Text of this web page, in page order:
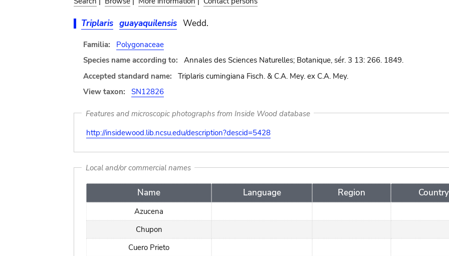
Triplaris guayaquilensis Wedd.
Familia:
Polygonaceae
Species name according to:
Annales des Sciences Naturelles; Botanique, sér. 3 13: 266. 1849.
Accepted standard name:
Triplaris cumingiana Fisch. & C.A. Mey. ex C.A. Mey.
View taxon:
SN12826
Features and microscopic photographs from Inside Wood database
http://insidewood.lib.ncsu.edu/description?descid=5428
Local and/or commercial names
Name Language Region Country
Azucena
Chupon
Cuero Prieto